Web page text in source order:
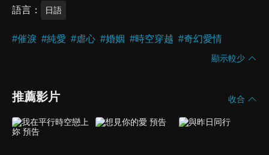
語言 日語
#催淚 #純愛 #虐心 #婚姻 #時空穿越 #奇幻愛情
顯示較少
推薦影片 收合